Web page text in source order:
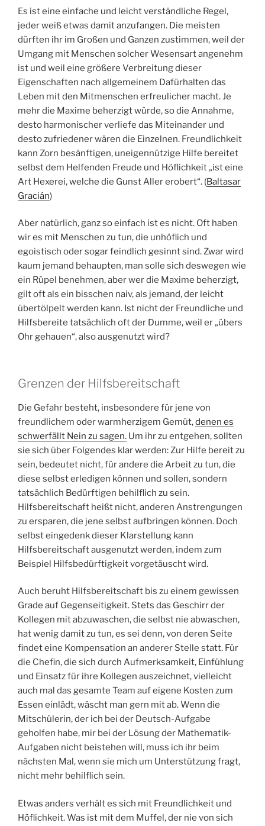
Es ist eine einfache und leicht verständliche Regel,
jeder weiß etwas damit anzufangen. Die meisten
dürften ihr im Großen und Ganzen zustimmen, weil der
Umgang mit Menschen solcher Wesensart angenehm
ist und weil eine größere Verbreitung dieser
Eigenschaften nach allgemeinem Dafürhalten das
Leben mit den Mitmenschen erfreulicher macht. Je
mehr die Maxime beherzigt würde, so die Annahme,
desto harmonischer verliefe das Miteinander und
desto zufriedener wären die Einzelnen. Freundlichkeit
kann Zorn besänftigen, uneigennützige Hilfe bereitet
selbst dem Helfenden Freude und Höflichkeit „ist eine
Art Hexerei, welche die Gunst Aller erobert“. (Baltasar
Gracián)
Aber natürlich, ganz so einfach ist es nicht. Oft haben
wir es mit Menschen zu tun, die unhöflich und
egoistisch oder sogar feindlich gesinnt sind. Zwar wird
kaum jemand behaupten, man solle sich deswegen wie
ein Rüpel benehmen, aber wer die Maxime beherzigt,
gilt oft als ein bisschen naiv, als jemand, der leicht
übertölpelt werden kann. Ist nicht der Freundliche und
Hilfsbereite tatsächlich oft der Dumme, weil er „übers
Ohr gehauen“, also ausgenutzt wird?
Grenzen der Hilfsbereitschaft
Die Gefahr besteht, insbesondere für jene von
freundlichem oder warmherzigem Gemüt,denen es
schwerfällt Nein zu sagen. Um ihr zu entgehen, sollten
sie sich über Folgendes klar werden: Zur Hilfe bereit zu
sein, bedeutet nicht, für andere die Arbeit zu tun, die
diese selbst erledigen können und sollen, sondern
tatsächlich Bedürftigen behilflich zu sein.
Hilfsbereitschaft heißt nicht, anderen Anstrengungen
zu ersparen, die jene selbst aufbringen können. Doch
selbst eingedenk dieser Klarstellung kann
Hilfsbereitschaft ausgenutzt werden, indem zum
Beispiel Hilfsbedürftigkeit vorgetäuscht wird.
Auch beruht Hilfsbereitschaft bis zu einem gewissen
Grade auf Gegenseitigkeit. Stets das Geschirr der
Kollegen mit abzuwaschen, die selbst nie abwaschen,
hat wenig damit zu tun, es sei denn, von deren Seite
findet eine Kompensation an anderer Stelle statt. Für
die Chefin, die sich durch Aufmerksamkeit, Einfühlung
und Einsatz für ihre Kollegen auszeichnet, vielleicht
auch mal das gesamte Team auf eigene Kosten zum
Essen einlädt, wäscht man gern mit ab. Wenn die
Mitschülerin, der ich bei der Deutsch-Aufgabe
geholfen habe, mir bei der Lösung der Mathematik-
Aufgaben nicht beistehen will, muss ich ihr beim
nächsten Mal, wenn sie mich um Unterstützung fragt,
nicht mehr behilflich sein.
Etwas anders verhält es sich mit Freundlichkeit und
Höflichkeit. Was ist mit dem Muffel, der nie von sich